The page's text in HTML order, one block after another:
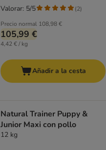
Precio normal 108,98 €
105,99 €
4,42 € / kg
Valorar: 5/5 (2)
Añadir a la cesta
Natural Trainer Puppy &
Junior Maxi con pollo
12 kg